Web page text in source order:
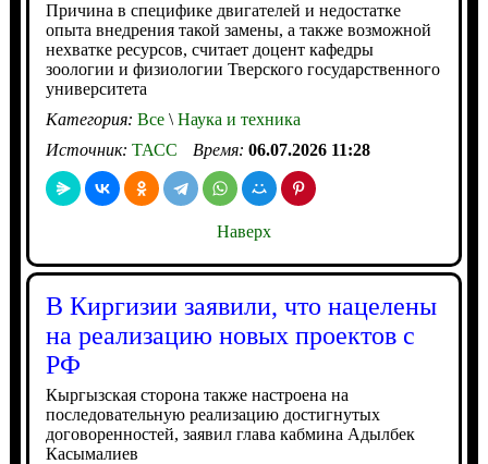
Причина в специфике двигателей и недостатке
опыта внедрения такой замены, а также возможной
нехватке ресурсов, считает доцент кафедры
зоологии и физиологии Тверского государственного
университета
Категория: Все\Наука и техника
Источник: ТАСС Время: 06.07.2026 11:28
Наверх
В Киргизии заявили, что нацелены
на реализацию новых проектов с
РФ
Кыргызская сторона также настроена на
последовательную реализацию достигнутых
договоренностей, заявил глава кабмина Адылбек
Касымалиев